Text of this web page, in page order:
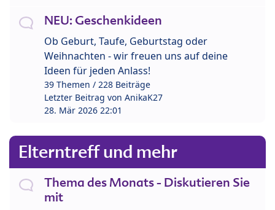
NEU: Geschenkideen
Ob Geburt, Taufe, Geburtstag oder
Weihnachten - wir freuen uns auf deine
Ideen für jeden Anlass!
39 Themen / 228 Beiträge
Letzter Beitrag von AnikaK27
28. Mär 2026 22:01
Elterntreff und mehr
Thema des Monats - Diskutieren Sie
mit